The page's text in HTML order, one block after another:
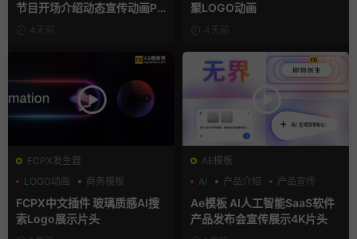
节目开场介绍动态宣传动画PR
模版4天前
聚LOGO动画
4天前
FCPX发生器
LOGO动画
商务模板
支持Intel+M芯片
FCPX中文插件 玻璃质感AI搜
索Logo展示片头
AE模板
AI
产品介绍 产品宣传
Ae模板 AI人工智能SaaS软件
产品发布会宣传展示4K片头